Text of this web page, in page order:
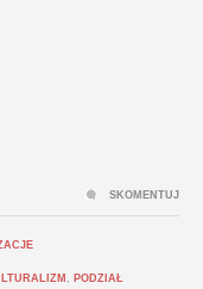
, PODZIAŁ
SKOMENTUJ